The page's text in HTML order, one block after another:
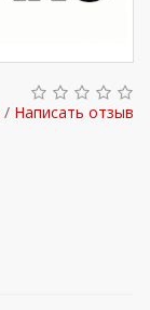
/ Написать отзыв